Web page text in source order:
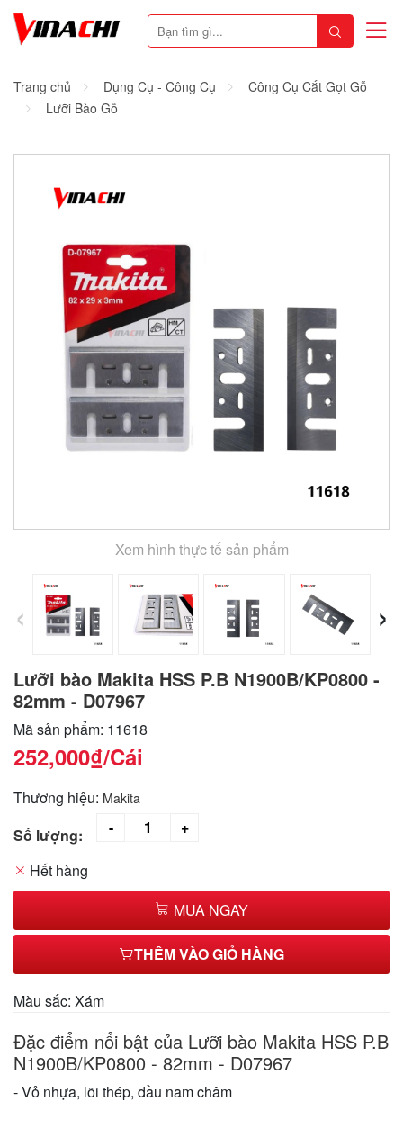
Trang chủ Dụng Cụ - Công Cụ
Công Cụ Cắt Gọt Gỗ
Lưỡi Bào Gỗ
Xem hình thực tế sản phẩm
‹ ›
Lưỡi bào Makita HSS P.B N1900B/KP0800 -
82mm - D07967
Mã sản phẩm: 11618
252,000₫/Cái
Thương hiệu: Makita
Số lượng:
Hết hàng
MUA NGAY
THÊM VÀO GIỎ HÀNG
Màu sắc: Xám
Đặc điểm nổi bật của Lưỡi bào Makita HSS P.B
N1900B/KP0800 - 82mm - D07967
- Vỏ nhựa, lõi thép, đầu nam châm